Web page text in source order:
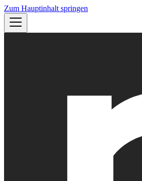
Zum Hauptinhalt springen